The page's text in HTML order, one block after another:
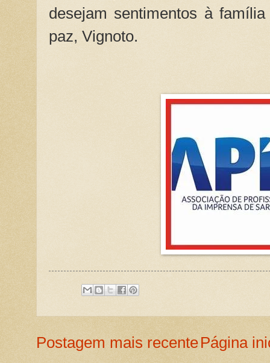
desejam sentimentos à
paz, Vignoto.
Postagem mais recentePágina